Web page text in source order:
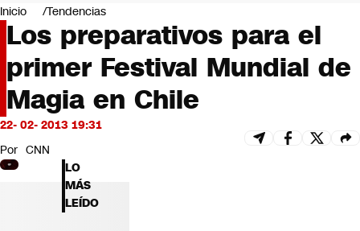
Negocios
Deportes
Programas completos
Cultura
Servicios
Bits
CNN Data
CNN tiempo
Futuro 360
Opinión
Inicio Tendencias
Los preparativos para el
primer Festival Mundial de
Magia en Chile
22- 02- 2013 19:31
Por CNN
LO
MÁS
LEÍDO